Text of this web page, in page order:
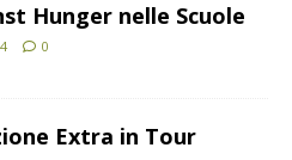
Hunger nelle Scuole
0
Extra in Tour